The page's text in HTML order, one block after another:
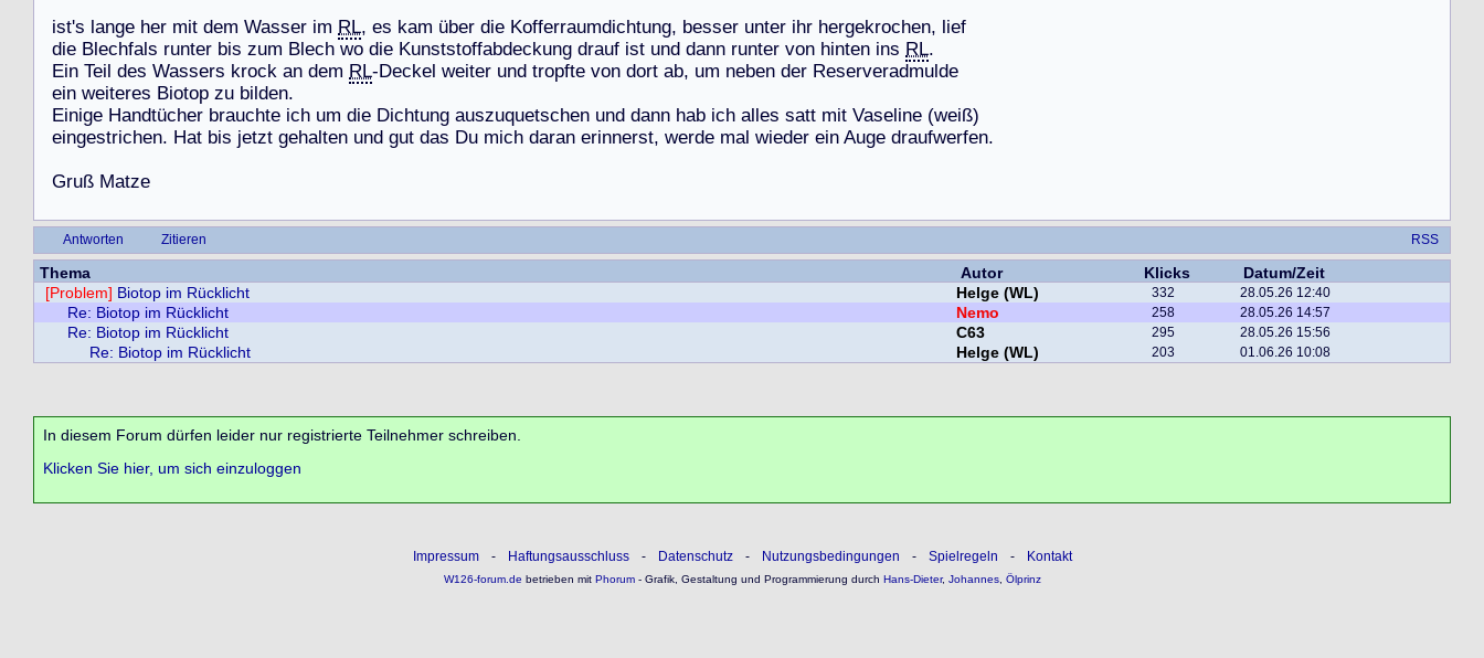
ist's lange her mit dem Wasser im RL, es kam über die Kofferraumdichtung, besser unter ihr hergekrochen, lief
die Blechfals runter bis zum Blech wo die Kunststoffabdeckung drauf ist und dann runter von hinten ins RL.
Ein Teil des Wassers krock an dem RL-Deckel weiter und tropfte von dort ab, um neben der Reserveradmulde
ein weiteres Biotop zu bilden.
Einige Handtücher brauchte ich um die Dichtung auszuquetschen und dann hab ich alles satt mit Vaseline (weiß)
eingestrichen. Hat bis jetzt gehalten und gut das Du mich daran erinnerst, werde mal wieder ein Auge draufwerfen.
Gruß Matze
Antworten Zitieren RSS
Thema Autor Klicks
Datum/Zeit
[Problem] Biotop im Rücklicht Helge (WL) 332 28.05.26 12:40
Re: Biotop im Rücklicht Nemo 258 28.05.26 14:57
Re: Biotop im Rücklicht C63 295 28.05.26 15:56
Re: Biotop im Rücklicht Helge (WL) 203 01.06.26 10:08
In diesem Forum dürfen leider nur registrierte Teilnehmer schreiben.
Klicken Sie hier, um sich einzuloggen
Impressum - Haftungsausschluss - Datenschutz - Nutzungsbedingungen - Spielregeln - Kontakt
W126-forum.de betrieben mitPhorum- Grafik, Gestaltung und Programmierung durch Hans-Dieter, Johannes, Ölprinz